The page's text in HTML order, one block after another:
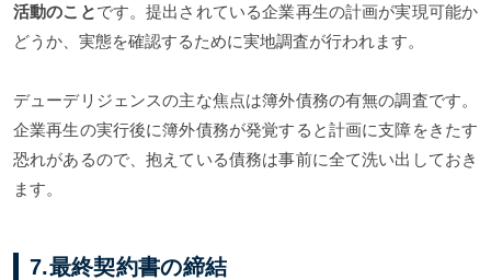
活動のことです。提出されている企業再生の計画が実現可能か
どうか、実態を確認するために実地調査が行われます。
デューデリジェンスの主な焦点は簿外債務の有無の調査です。
企業再生の実行後に簿外債務が発覚すると計画に支障をきたす
恐れがあるので、抱えている債務は事前に全て洗い出しておき
ます。
7.最終契約書の締結